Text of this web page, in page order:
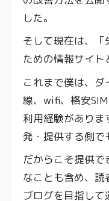
した。
そして現在は、
ための情報サイト
これまで僕は、ダ
線、wifi、格安
利用経験があり
発・提供する側で
だからこそ提供
なことも含め、読
ブログを目指して